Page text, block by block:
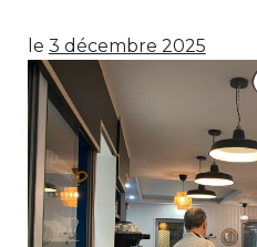
le 3 décembre 2025